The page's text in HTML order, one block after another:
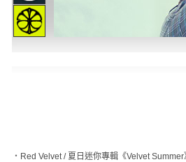
‧ Red Velvet / 夏日迷你專輯《Velvet Summer